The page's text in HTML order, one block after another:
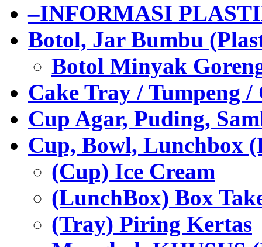
–INFORMASI
Botol, Jar Bumbu
Botol Minyak
Cake Tray / Tumpeng /
Cup Agar, Puding,
Cup, Bowl, Lunchbox
(Cup) Ice Cream
(LunchBox) Box
(Tray) Piring Kertas